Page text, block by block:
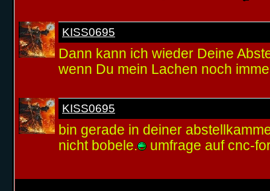
KISS0695
Dann kann ich wieder Deine
wenn Du mein Lachen noch
KISS0695
bin gerade in deiner
nicht bobele.
umfrage auf cnc-